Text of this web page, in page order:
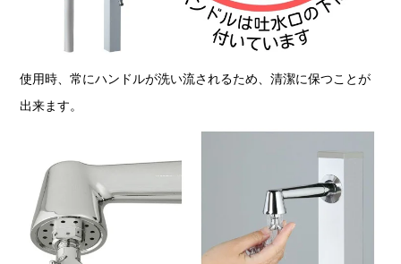
使用時、常にハンドルが洗い流されるため、清潔に保つことが
出来ます。